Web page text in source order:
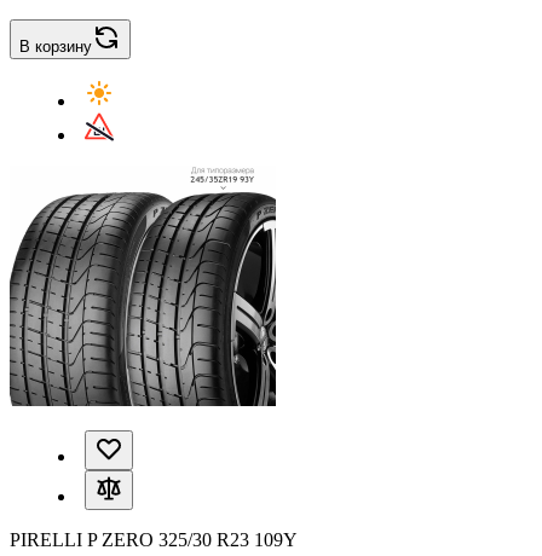
В корзину
PIRELLI P ZERO 325/30 R23 109Y